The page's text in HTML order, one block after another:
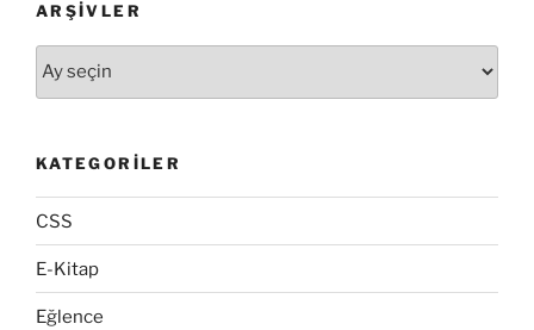
ARŞIVLER
KATEGORILER
CSS
E-Kitap
Eğlence